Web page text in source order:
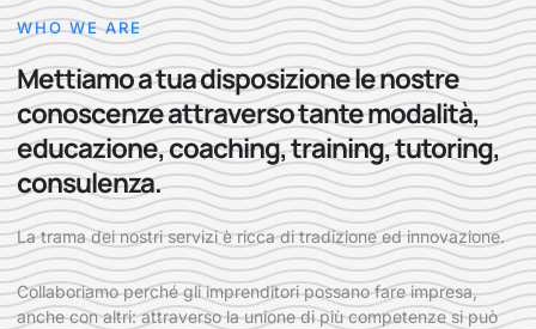
WHO WE ARE
Mettiamo a tua disposizione le nostre
conoscenze attraverso tante modalità,
educazione, coaching, training, tutoring,
consulenza.
La trama dei nostri servizi è ricca di tradizione ed innovazione.
Collaboriamo perché gli imprenditori possano fare impresa,
anche con altri: attraverso la unione di più competenze si può